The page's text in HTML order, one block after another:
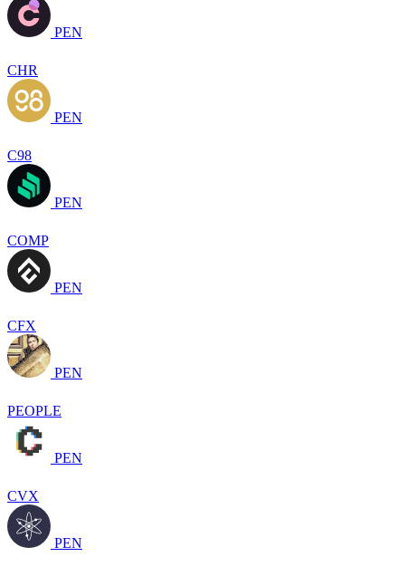
PEN
CHR
PEN
C98
PEN
COMP
PEN
CFX
PEN
PEOPLE
PEN
CVX
PEN